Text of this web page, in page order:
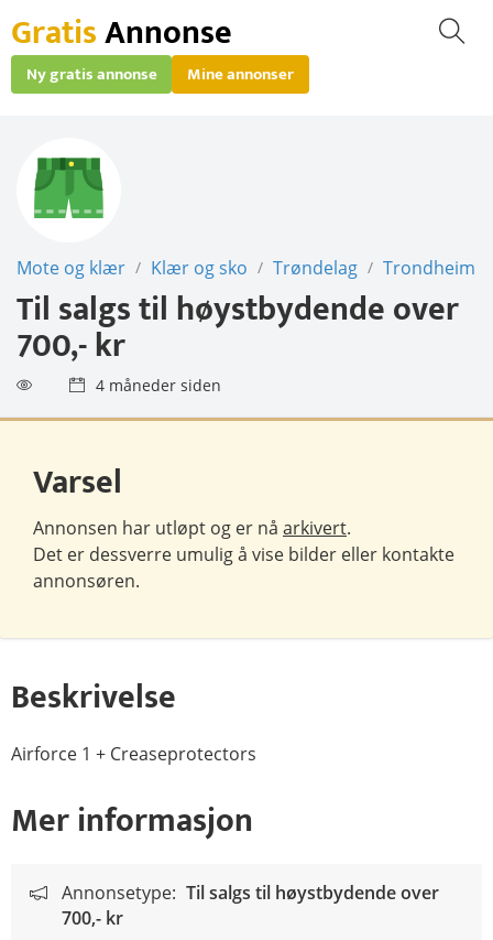
GratisAnnonse
Ny gratis annonse Mine annonser
Mote og klær / Klær og sko / Trøndelag / Trondheim
Til salgs til høystbydende over
700,- kr
4 måneder siden
Varsel
Annonsen har utløpt og er nå arkivert.
Det er dessverre umulig å vise bilder eller kontakte
annonsøren.
Beskrivelse
Airforce 1 + Creaseprotectors
Mer informasjon
Annonsetype: Til salgs til høystbydende over
700,- kr